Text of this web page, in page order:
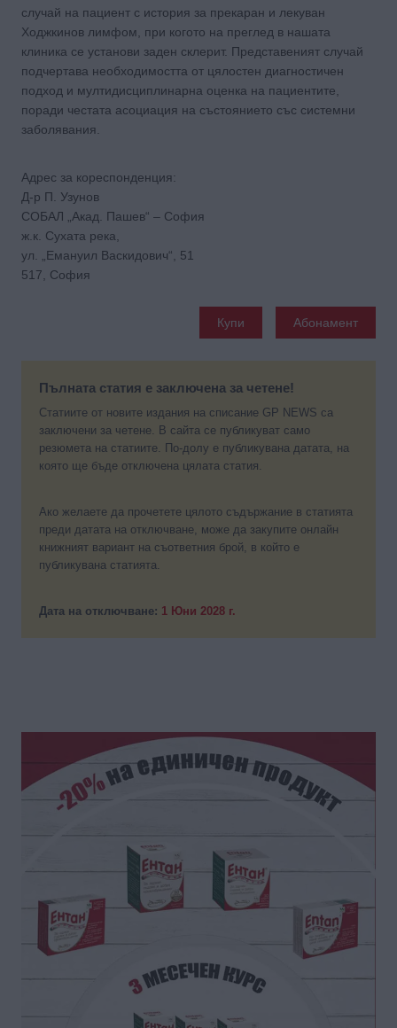
случай на пациент с история за прекаран и лекуван
Ходжкинов лимфом, при когото на преглед в нашата
клиника се установи заден склерит. Представеният случай
подчертава необходимостта от цялостен диагностичен
подход и мултидисциплинарна оценка на пациентите,
поради честата асоциация на състоянието със системни
заболявания.
Адрес за кореспонденция:
Д-р П. Узунов
СОБАЛ „Акад. Пашев“ – София
ж.к. Сухата река,
ул. „Емануил Васкидович“, 51
517, София
Купи Абонамент
Пълната статия е заключена за четене!
Статиите от новите издания на списание GP NEWS са
заключени за четене. В сайта се публикуват само
резюмета на статиите. По-долу е публикувана датата, на
която ще бъде отключена цялата статия.
Ако желаете да прочетете цялото съдържание в статията
преди датата на отключване, може да закупите онлайн
книжният вариант на съответния брой, в който е
публикувана статията.
Дата на отключване: 1 Юни 2028 г.